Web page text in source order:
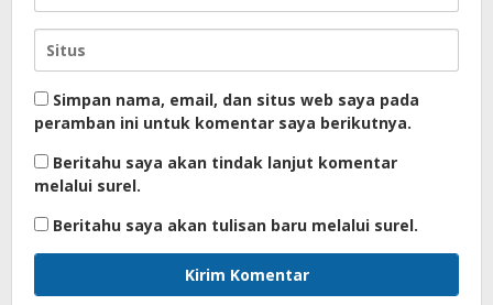
Simpan nama, email, dan situs web saya pada
peramban ini untuk komentar saya berikutnya.
Beritahu saya akan tindak lanjut komentar
melalui surel.
Beritahu saya akan tulisan baru melalui surel.